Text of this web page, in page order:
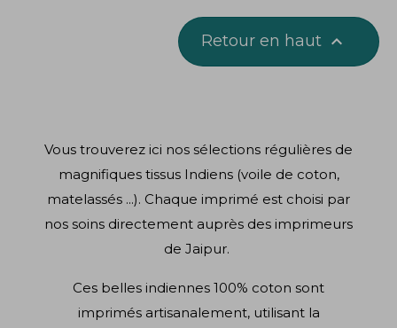
Retour en haut 
Vous trouverez ici nos sélections régulières de
magnifiques tissus Indiens (voile de coton,
matelassés ...). Chaque imprimé est choisi par
nos soins directement auprès des imprimeurs
de Jaipur.
Ces belles indiennes 100% coton sont
imprimés artisanalement, utilisant la